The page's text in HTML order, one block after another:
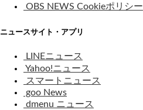
OBS NEWS Cookieポリシー
ニュースサイト・アプリ
LINEニュース
Yahoo!ニュース
スマートニュース
goo News
dmenu ニュース